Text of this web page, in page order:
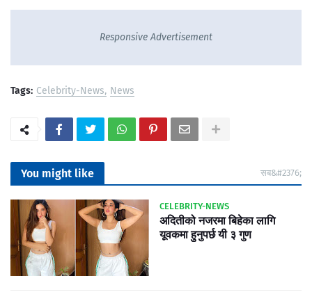
Responsive Advertisement
Tags: Celebrity-News News
You might like सब&#2376;
CELEBRITY-NEWS
अदितीको नजरमा बिहेका लागि
यूवकमा हुनुपर्छ यी ३ गुण